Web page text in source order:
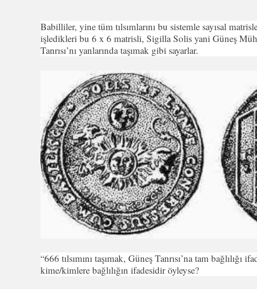
Babilliler, yine tüm tılsımlarını bu sistemle sayısal
işledikleri bu 6 x 6 matrisli, Sigilla Solis yani Güneş
Tanrısı’nı yanlarında taşımak gibi sayarlar.
“666 tılsımını taşımak, Güneş Tanrısı’na tam
kime/kimlere bağlılığın ifadesidir öyleyse?